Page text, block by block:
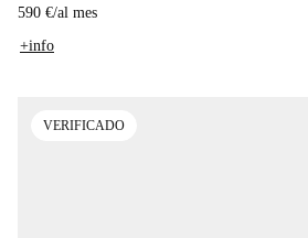
590 €/al mes
+info
VERIFICADO